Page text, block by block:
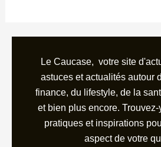
Le Caucase, votre site
astuces et actualités autour
finance, du lifestyle, de la
et bien plus encore.
pratiques et inspirations
aspect de votre